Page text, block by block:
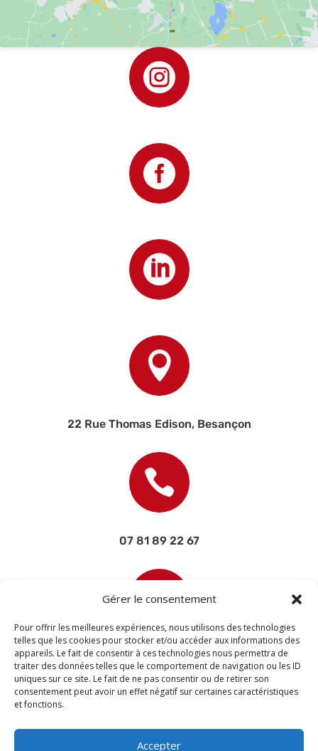
Gérer le consentement
Pour offrir les meilleures expériences, nous utilisons des technologies
telles que les cookies pour stocker et/ou accéder aux informations des
appareils. Le fait de consentir à ces technologies nous permettra de
traiter des données telles que le comportement de navigation ou les ID
uniques sur ce site. Le fait de ne pas consentir ou de retirer son
consentement peut avoir un effet négatif sur certaines caractéristiques
et fonctions.
Accepter




22 Rue Thomas Edison, Besançon

07 81 89 22 67

contact@devisettravaux.fr